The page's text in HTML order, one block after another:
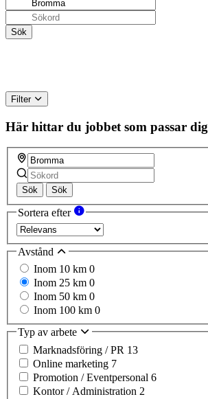
Filter
Här hittar du jobbet som passar dig
Sök Sök
Sortera efter
Avstånd
Inom 10 km 0
Inom 25 km 0
Inom 50 km 0
Inom 100 km 0
Typ av arbete
Marknadsföring / PR 13
Online marketing 7
Promotion / Eventpersonal 6
Kontor / Administration 2